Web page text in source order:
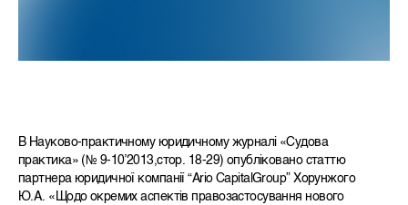
В Науково-практичному юридичному журналі «Судова
практика» (№ 9-10’2013,cтор. 18-29) опубліковано статтю
партнера юридичної компанії “Ario CapitalGroup” Хорунжого
Ю.А. «Щодо окремих аспектів правозастосування нового